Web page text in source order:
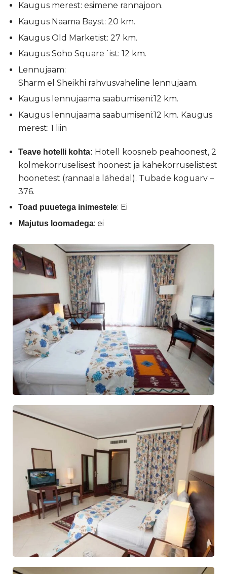
Teave hotelli kohta: Hotell koosneb peahoonest, 2
kolmekorruselisest hoonest ja kahekorruselistest
hoonetest (rannaala lähedal). Tubade koguarv –
376.
Toad puuetega inimestele: Ei
Majutus loomadega: ei
Kaugus merest: esimene rannajoon.
Kaugus Naama Bayst: 20 km.
Kaugus Old Marketist: 27 km.
Kaugus Soho Square´ist: 12 km.
Lennujaam:
Sharm el Sheikhi rahvusvaheline lennujaam.
Kaugus lennujaama saabumiseni:12 km.
Kaugus lennujaama saabumiseni:12 km. Kaugus
merest: 1 liin